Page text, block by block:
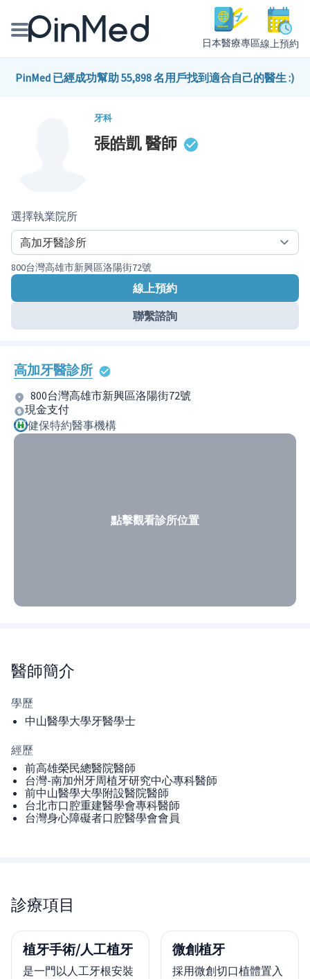
日本醫療專區線上預約
線上預約醫師、院所
PinMed 已經成功幫助 55,898 名用戶找到適合自己的醫生 :)
牙科
張皓凱醫師
選擇執業院所
800台灣高雄市新興區洛陽街72號
線上預約
聯繫諮詢
高加牙醫診所
800台灣高雄市新興區洛陽街72號
現金支付
健保特約醫事機構
點擊觀看診所位置
醫師簡介
學歷
中山醫學大學牙醫學士
經歷
前高雄榮民總醫院醫師
台灣-南加州牙周植牙研究中心專科醫師
前中山醫學大學附設醫院醫師
台北市口腔重建醫學會專科醫師
台灣身心障礙者口腔醫學會會員
診療項目
植牙手術/人工植牙
是一門以人工牙根安裝
微創植牙
採用微創切口植體置入